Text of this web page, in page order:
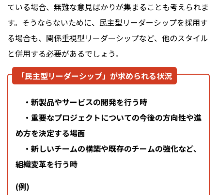
ている場合、無難な意見ばかりが集まることも考えられま
す。そうならないために、民主型リーダーシップを採用す
る場合も、関係重視型リーダーシップなど、他のスタイル
と併用する必要があるでしょう。
「民主型リーダーシップ」が求められる状況
・新製品やサービスの開発を行う時
・重要なプロジェクトについての今後の方向性や進
め方を決定する場面
・新しいチームの構築や既存のチームの強化など、
組織変革を行う時
(例)